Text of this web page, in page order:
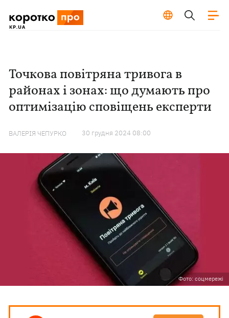
Точкова повітряна тривога в
районах і зонах: що думають про
оптимізацію сповіщень експерти
ВАЛЕРІЯ ЧЕПУРКО 30 грудня 2024 08:00
Фото: соцмережі